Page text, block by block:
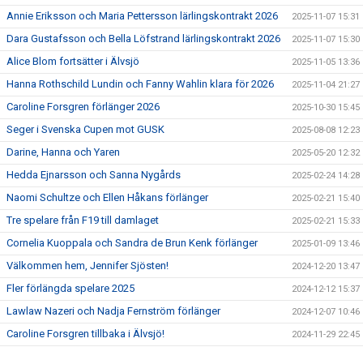
Annie Eriksson och Maria Pettersson lärlingskontrakt 2026 2025-11-07 15:31
Dara Gustafsson och Bella Löfstrand lärlingskontrakt 2026 2025-11-07 15:30
Alice Blom fortsätter i Älvsjö 2025-11-05 13:36
Hanna Rothschild Lundin och Fanny Wahlin klara för 2026 2025-11-04 21:27
Caroline Forsgren förlänger 2026 2025-10-30 15:45
Seger i Svenska Cupen mot GUSK 2025-08-08 12:23
Darine, Hanna och Yaren 2025-05-20 12:32
Hedda Ejnarsson och Sanna Nygårds 2025-02-24 14:28
Naomi Schultze och Ellen Håkans förlänger 2025-02-21 15:40
Tre spelare från F19 till damlaget 2025-02-21 15:33
Cornelia Kuoppala och Sandra de Brun Kenk förlänger 2025-01-09 13:46
Välkommen hem, Jennifer Sjösten! 2024-12-20 13:47
Fler förlängda spelare 2025 2024-12-12 15:37
Lawlaw Nazeri och Nadja Fernström förlänger 2024-12-07 10:46
Caroline Forsgren tillbaka i Älvsjö! 2024-11-29 22:45